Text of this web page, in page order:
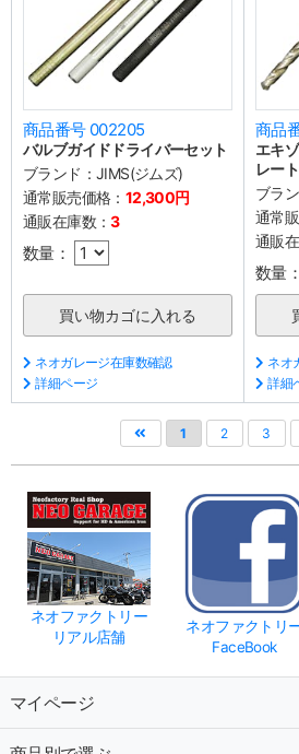
商品番号 002205
バルブガイドドライバーセット
ブランド： JIMS(ジムズ)
通常販売価格： 12,300円
通販在庫数：3
数量：
ネオガレージ在庫数確認
詳細ページ
商品
エキ
レート
ブラ
通常
通販
数量：
ネオ
詳細
1 2 3
ネオファクトリー
リアル店舗
ネオファクトリ
FaceBook
マイページ